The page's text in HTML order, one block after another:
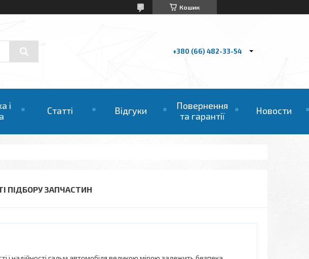
Кошик
+380 (66) 482-33-54
і
Статті Відгуки
Повернення
та гарантії
Новости
ПІДБОРУ ЗАПЧАСТИН